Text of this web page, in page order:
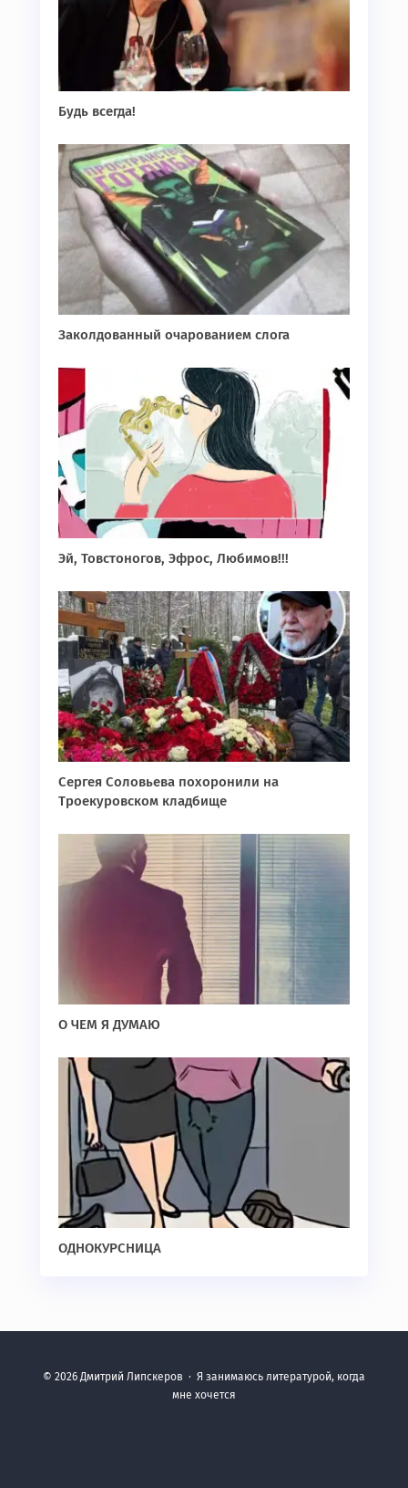
Будь всегда!
Заколдованный очарованием слога
Эй, Товстоногов, Эфрос, Любимов!!!
Сергея Соловьева похоронили на
Троекуровском кладбище
О ЧЕМ Я ДУМАЮ
ОДНОКУРСНИЦА
© 2026 Дмитрий Липскеров · Я занимаюсь литературой, когда
мне хочется